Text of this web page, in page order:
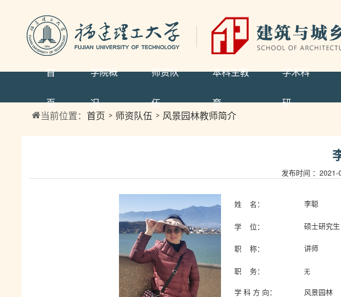
首
页
学院概
况
师资队
伍
本科生教
育
学术科
研
当前位置： 首页 师资队伍 风景园林教师简介
发布时间 ：
姓 名： 李聪
学 位： 硕士研究生
职 称： 讲师
职 务： 无
学 科 方 向： 风景园林